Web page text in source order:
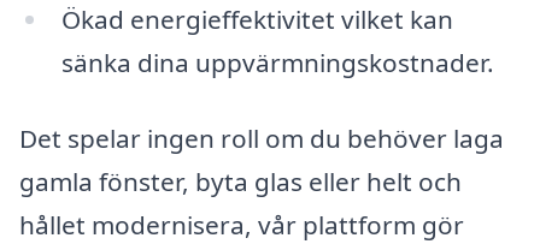
Ökad energieffektivitet vilket kan
sänka dina uppvärmningskostnader.
Det spelar ingen roll om du behöver laga
gamla fönster, byta glas eller helt och
hållet modernisera, vår plattform gör